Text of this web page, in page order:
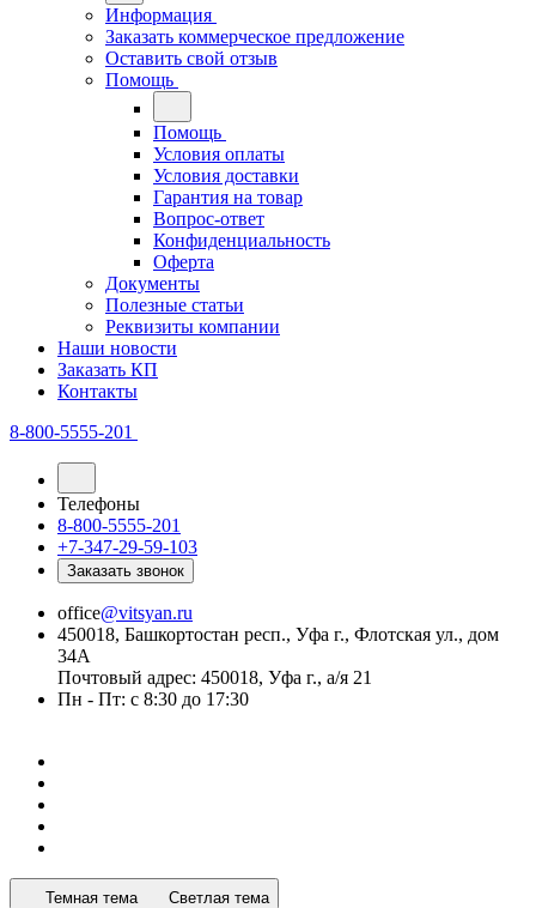
Информация
Заказать коммерческое предложение
Оставить свой отзыв
Помощь
Помощь
Условия оплаты
Условия доставки
Гарантия на товар
Вопрос-ответ
Конфиденциальность
Оферта
Документы
Полезные статьи
Реквизиты компании
Наши новости
Заказать КП
Контакты
8-800-5555-201
Телефоны
8-800-5555-201
+7-347-29-59-103
Заказать звонок
office@vitsyan.ru
450018, Башкортостан респ., Уфа г., Флотская ул., дом
34А
Почтовый адрес: 450018, Уфа г., а/я 21
Пн - Пт: с 8:30 до 17:30
Темная тема Светлая тема